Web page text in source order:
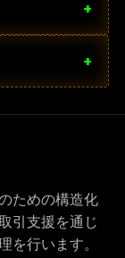
+
+
ための構造化
引支援を通じ
を行います。